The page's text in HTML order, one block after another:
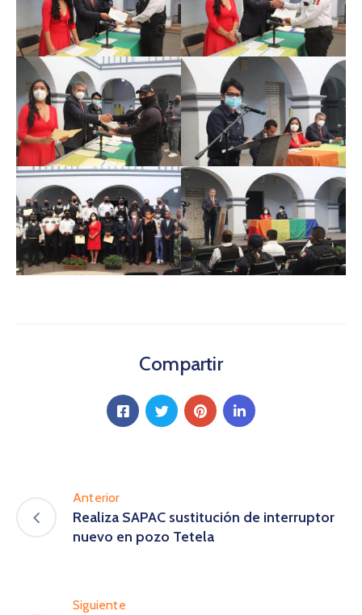
Compartir
Anterior
Realiza SAPAC sustitución de interruptor
nuevo en pozo Tetela
Siguiente